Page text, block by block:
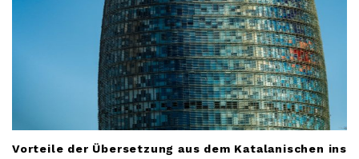
Vorteile der Übersetzung aus dem Katalanischen ins